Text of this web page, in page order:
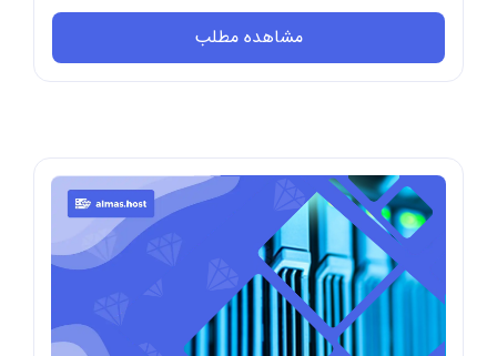
پرطرفدار مواجه شده اید: ها...
مشاهده مطلب